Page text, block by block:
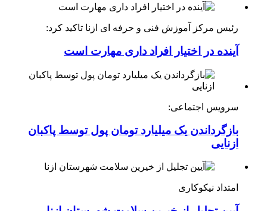
رئیس مرکز آموزش فنی و حرفه ای ازنا تاکید کرد:
آینده در اختیار افراد داری مهارت است
سرویس اجتماعی:
بازگرداندن یک میلیارد تومان پول توسط پاکبان
ازنایی
امتداد نیکوکاری